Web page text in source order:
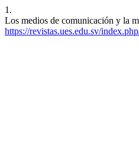
1.
Los medios de comunicación y la
https://revistas.ues.edu.sv/